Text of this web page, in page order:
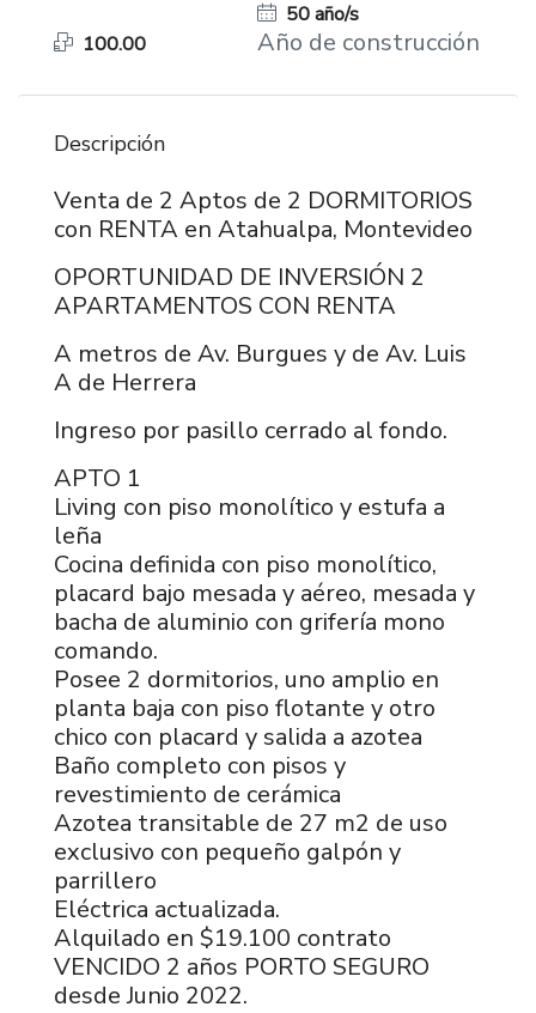
100.00
50 año/s
Año de construcción
Descripción
Venta de 2 Aptos de 2 DORMITORIOS
con RENTA en Atahualpa, Montevideo
OPORTUNIDAD DE INVERSIÓN 2
APARTAMENTOS CON RENTA
A metros de Av. Burgues y de Av. Luis
A de Herrera
Ingreso por pasillo cerrado al fondo.
APTO 1
Living con piso monolítico y estufa a
leña
Cocina definida con piso monolítico,
placard bajo mesada y aéreo, mesada y
bacha de aluminio con grifería mono
comando.
Posee 2 dormitorios, uno amplio en
planta baja con piso flotante y otro
chico con placard y salida a azotea
Baño completo con pisos y
revestimiento de cerámica
Azotea transitable de 27 m2 de uso
exclusivo con pequeño galpón y
parrillero
Eléctrica actualizada.
Alquilado en $19.100 contrato
VENCIDO 2 años PORTO SEGURO
desde Junio 2022.